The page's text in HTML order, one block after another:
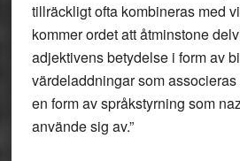
tillräckligt ofta kombineras med
kommer ordet att åtminstone
adjektivens betydelse i form av
värdeladdningar som
en form av språkstyrning som
använde sig av.”